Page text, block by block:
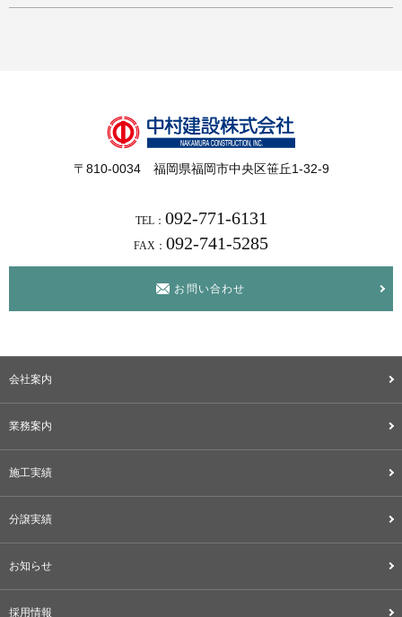
〒810-0034 福岡県福岡市中央区笹丘1-32-9
TEL： 092-771-6131
FAX： 092-741-5285
お問い合わせ
会社案内
業務案内
施工実績
分譲実績
お知らせ
採用情報